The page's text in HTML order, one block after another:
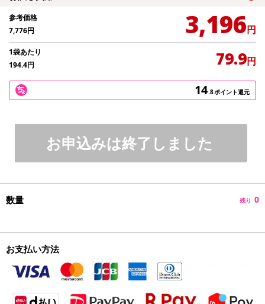
参考価格
7,776円 3,196円
1袋あたり
194.4円 79.9円
14.8ポイント還元
お申込みは終了しました
数量 残り 0
お支払い方法